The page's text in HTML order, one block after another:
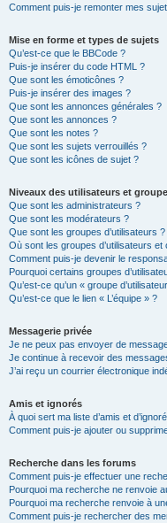
Comment puis-je remonter mes
Mise en forme et types de sujets
Qu’est-ce que le BBCode ?
Puis-je insérer du code HTML ?
Que sont les émoticônes ?
Puis-je insérer des images ?
Que sont les annonces générales ?
Que sont les annonces ?
Que sont les notes ?
Que sont les sujets verrouillés ?
Que sont les icônes de sujet ?
Niveaux des utilisateurs et
Que sont les administrateurs ?
Que sont les modérateurs ?
Que sont les groupes d’utilisateurs ?
Où sont les groupes d’utilisateurs
Comment puis-je devenir le
Pourquoi certains groupes
Qu’est-ce qu’un « groupe
Qu’est-ce que le lien « L’équipe » ?
Messagerie privée
Je ne peux pas envoyer de
Je continue à recevoir des
J’ai reçu un courrier électronique
Amis et ignorés
À quoi sert ma liste d’amis et
Comment puis-je ajouter ou
Recherche dans les forums
Comment puis-je effectuer une
Pourquoi ma recherche ne renvoie
Pourquoi ma recherche renvoie à
Comment puis-je rechercher des